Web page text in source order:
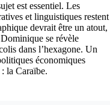
est essentiel. Les
et linguistiques restent
devrait être un atout,
se révèle
dans l’hexagone. Un
économiques
la Caraïbe.